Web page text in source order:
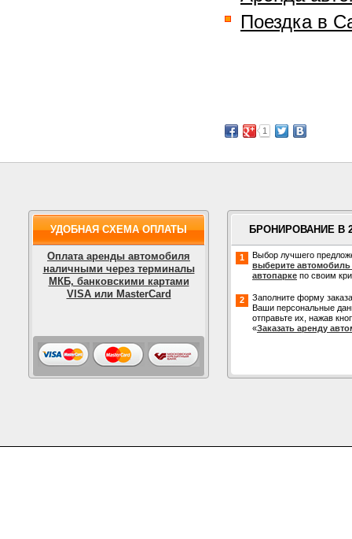
Поездка в
1
УДОБНАЯ СХЕМА ОПЛАТЫ
Оплата аренды автомобиля
наличными через терминалы
МКБ, банковскими картами
VISA или MasterCard
БРОНИРОВАНИЕ В
1
Выбор лучшего
выберите
автопарке по своим
2
Заполните форму
Ваши персональные
отправьте их, нажав
«Заказать аренду